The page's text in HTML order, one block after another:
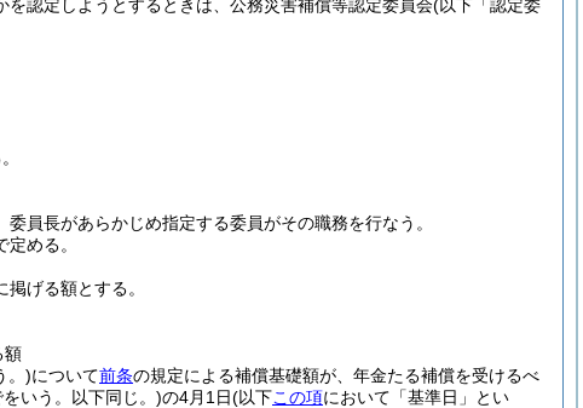
認定しようとするときは、公務災害補償等認定委員会(以下「認定委
員長があらかじめ指定する委員がその職務を行なう。
める。
掲げる額とする。
額
。)について前条の規定による補償基礎額が、年金たる補償を受けるべ
いう。以下同じ。)の4月1日(以下この項において「基準日」とい